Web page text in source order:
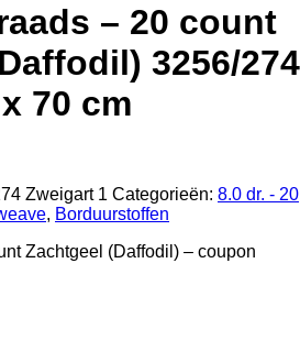
– 20 count
3256/274
70 cm
Zweigart 1 Categorieën: 8.0 dr. - 20
, Borduurstoffen
Zachtgeel (Daffodil) – coupon